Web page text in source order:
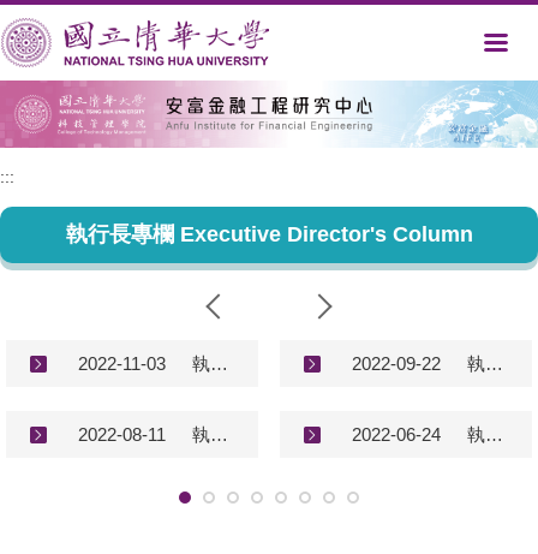
跳
到
主
要
內
容
:::
執行長專欄 Executive Director's Column
2022-11-03 執行長專欄－談台灣、新加坡和美國房地產現況 Executive Director's Column (2022/11/3) 2022-09-22 執行長專欄－談台灣房地產現況 Executive Director's Column (2022/9/22)
2022-08-11 執行長專欄－談台灣、美國和中國房地產現況 Executive Director's Column (2022/8/11) 2022-06-24 執行長專欄－談台灣房地產現況 Executive Director's Column (2022/6/24)